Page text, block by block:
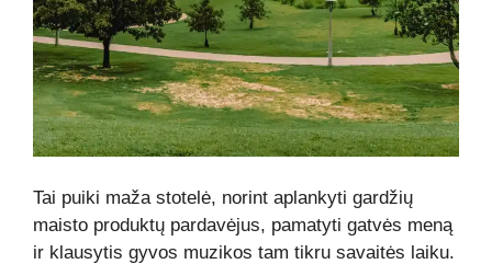
Tai puiki maža stotelė, norint aplankyti gardžių
maisto produktų pardavėjus, pamatyti gatvės meną
ir klausytis gyvos muzikos tam tikru savaitės laiku.